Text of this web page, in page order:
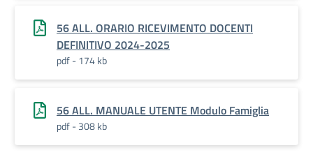
56 ALL. ORARIO RICEVIMENTO DOCENTI
DEFINITIVO 2024-2025
pdf - 174 kb
56 ALL. MANUALE UTENTE Modulo Famiglia
pdf - 308 kb